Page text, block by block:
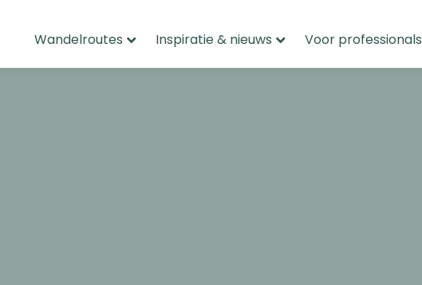
Wandelroutes Inspiratie & nieuws Voor professionals